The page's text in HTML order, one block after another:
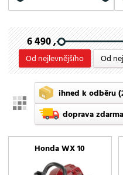
6 490 ,-
Od nejlevnějšího Od
ihned k odběru
doprava zdarma
Honda WX 10